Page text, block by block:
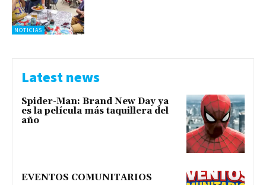
NOTICIAS
Latest news
Spider-Man: Brand New Day ya
es la película más taquillera del
año
EVENTOS COMUNITARIOS